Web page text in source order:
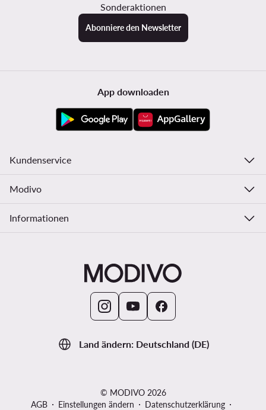
Sonderaktionen
Abonniere den Newsletter
Land ändern: Deutschland (DE)
App downloaden
Kundenservice
Modivo
Informationen
© MODIVO 2026
AGB
Einstellungen ändern Datenschutzerklärung